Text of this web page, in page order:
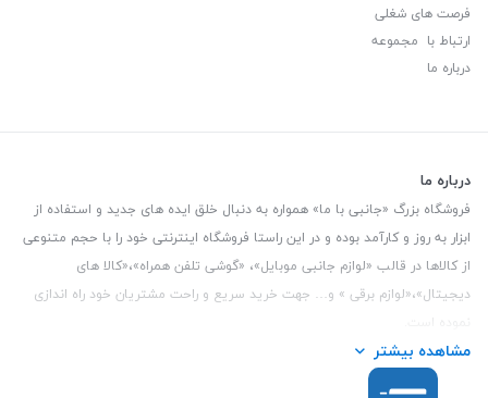
فرصت های شغلی
ارتباط با مجموعه
درباره ما
درباره ما
فروشگاه بزرگ «جانبی با ما» همواره به دنبال خلق ایده های جدید و استفاده از
ابزار به روز و کارآمد بوده و در این راستا فروشگاه اینترنتی خود را با حجم متنوعی
از کالاها در قالب «لوازم جانبی موبایل»، «گوشی تلفن همراه»،«کالا های
دیجیتال»،«لوازم برقی » و… جهت خرید سریع و راحت مشتریان خود راه اندازی
این فروشگاه تمام تلاش خود را نموده تا کالاهایی با کیفیت و با حداقل قیمت
عرضه نماید.
مشاهده بیشتر